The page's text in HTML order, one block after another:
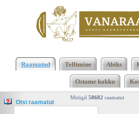
järjekorras, 2474 leheküljel
Vanaraamat. ee raamatupood
Raamatud Tellimine Abiks
Ostame kokku
Müügil 58682 raamatut
Otsi raamatut